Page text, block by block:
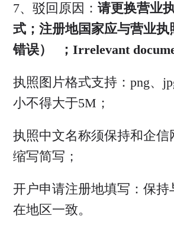
7、驳回原因： 请更换营业
式；注册地国家应与营业执
错误） ；Irrelevant
执照图片格式支持：png、
小不得大于5M；
执照中文名称须保持和企信
缩写简写；
开户申请注册地填写：保持
在地区一致。